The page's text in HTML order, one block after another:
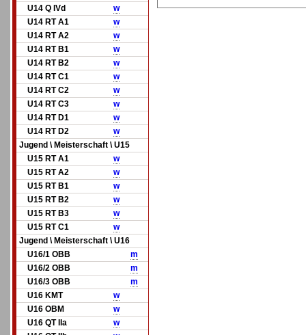
U14 Q IVd
w
U14 RT A1
w
U14 RT A2
w
U14 RT B1
w
U14 RT B2
w
U14 RT C1
w
U14 RT C2
w
U14 RT C3
w
U14 RT D1
w
U14 RT D2
w
Jugend \ Meisterschaft \ U15
U15 RT A1
w
U15 RT A2
w
U15 RT B1
w
U15 RT B2
w
U15 RT B3
w
U15 RT C1
w
Jugend \ Meisterschaft \ U16
U16/1 OBB
m
U16/2 OBB
m
U16/3 OBB
m
U16 KMT
w
U16 OBM
w
U16 QT IIa
w